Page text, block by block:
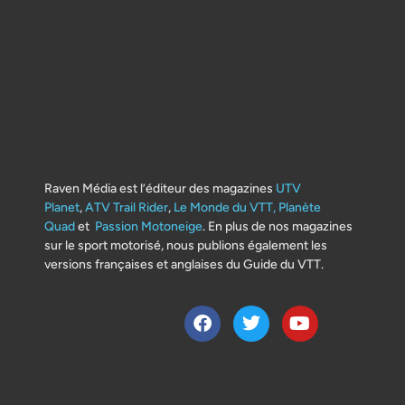
Raven Média est l’éditeur des magazines UTV
Planet,ATV Trail Rider, Le Monde du VTT, Planète
Quadet Passion Motoneige. En plus de nos magazines
sur le sport motorisé, nous publions également les
versions françaises et anglaises du Guide du VTT.